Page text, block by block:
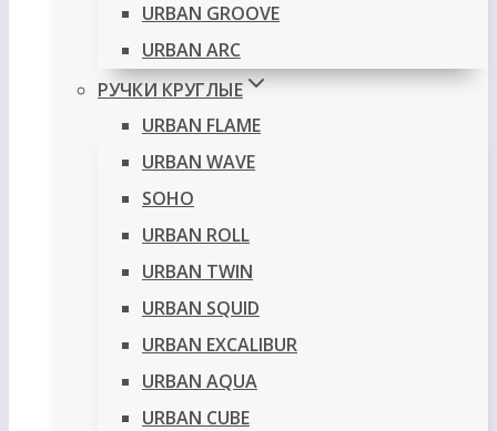
URBAN GROOVE
URBAN ARC
РУЧКИ КРУГЛЫЕ
URBAN FLAME
URBAN WAVE
SOHO
URBAN ROLL
URBAN TWIN
URBAN SQUID
URBAN EXCALIBUR
URBAN AQUA
URBAN CUBE